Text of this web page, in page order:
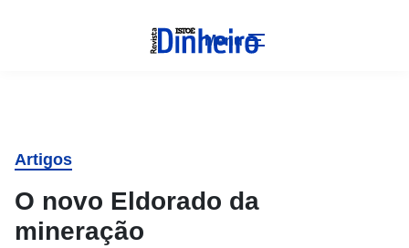
Menu
Artigos
O novo Eldorado da
mineração